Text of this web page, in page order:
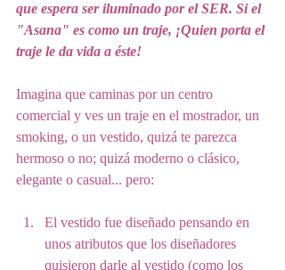
que espera ser iluminado por el SER. Si el
"Asana" es como un traje, ¡Quien porta el
traje le da vida a éste!
Imagina que caminas por un centro
comercial y ves un traje en el mostrador, un
smoking, o un vestido, quizá te parezca
hermoso o no; quizá moderno o clásico,
elegante o casual... pero:
El vestido fue diseñado pensando en
unos atributos que los diseñadores
quisieron darle al vestido (como los